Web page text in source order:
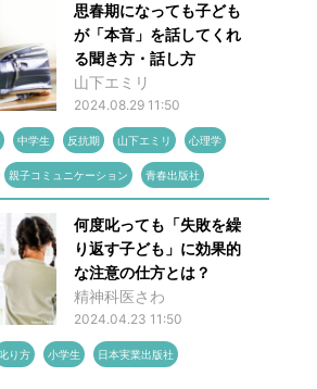
思春期になっても子ども
が「本音」を話してくれ
る聞き方・話し方
山下エミリ
2024.08.29 11:50
中学生 反抗期 山下エミリ 心理学
親子コミュニケーション 青春出版社
何度叱っても「失敗を繰
り返す子ども」に効果的
な注意の仕方とは？
精神科医さわ
2024.04.23 11:50
り方 小学生 日本実業出版社